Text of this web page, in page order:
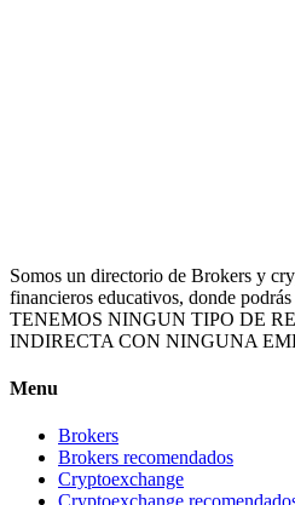
Somos un directorio de Brokers y
financieros educativos, donde
TENEMOS NINGUN TIPO DE
INDIRECTA CON NINGUNA
Menu
Brokers
Brokers recomendados
Cryptoexchange